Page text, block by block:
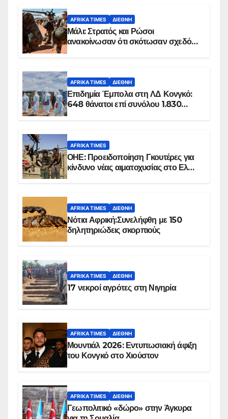
AFRIKA TIMES ΔΙΕΘΝΉ
Μάλι: Στρατός και Ρώσοι
ανακοίνωσαν ότι σκότωσαν σχεδόν
AFRIKA TIMES ΔΙΕΘΝΉ
Επιδημία Έμπολα στη ΛΔ Κονγκό:
648 θάνατοι επί συνόλου 1.830
AFRIKA TIMES
ΟΗΕ: Προειδοποίηση Γκουτέρες για
κίνδυνο νέας αιματοχυσίας στο Ελ
AFRIKA TIMES ΔΙΕΘΝΉ
Νότια Αφρική:Συνελήφθη με 150
δηλητηριώδεις σκορπιούς
AFRIKA TIMES ΔΙΕΘΝΉ
17 νεκροί αγρότες στη Νιγηρία
AFRIKA TIMES ΔΙΕΘΝΉ
Μουντιάλ 2026: Εντυπωσιακή άφιξη
του Κονγκό στο Χιούστον
AFRIKA TIMES ΔΙΕΘΝΉ
Γεωπολιτικό «δώρο» στην Άγκυρα